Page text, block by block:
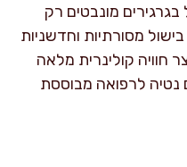
מונבטים רק
מסורתיות וחדשניות
חוויה קולינרית מלאה
נטיה לרפואה מבוססת